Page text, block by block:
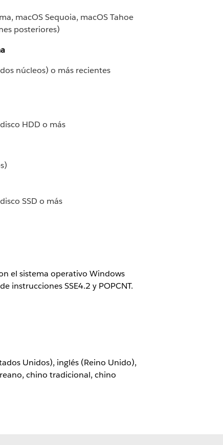
macOS Sequoia, macOS Tahoe
posteriores)
núcleos) o más recientes
HDD o más
SSD o más
el sistema operativo Windows
instrucciones SSE4.2 y POPCNT.
chino tradicional, chino